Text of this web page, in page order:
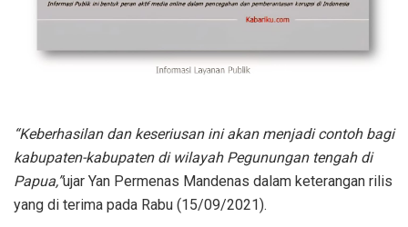
“Keberhasilan dan keseriusan ini akan menjadi contoh bagi
kabupaten-kabupaten di wilayah Pegunungan tengah di
Papua,”ujar Yan Permenas Mandenas dalam keterangan rilis
yang di terima pada Rabu (15/09/2021).